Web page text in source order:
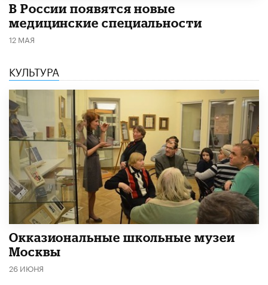
В России появятся новые
медицинские специальности
12 МАЯ
КУЛЬТУРА
​Окказиональные школьные музеи
Москвы
26 ИЮНЯ